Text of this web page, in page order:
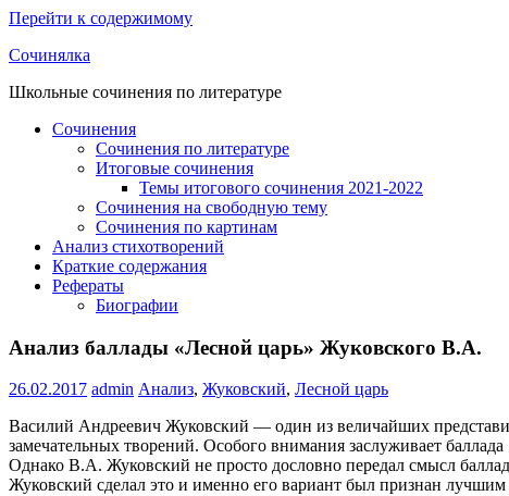
Перейти к содержимому
Сочинялка
Школьные сочинения по литературе
Сочинения
Сочинения по литературе
Итоговые сочинения
Темы итогового сочинения 2021-2022
Сочинения на свободную тему
Сочинения по картинам
Анализ стихотворений
Краткие содержания
Рефераты
Биографии
Анализ баллады «Лесной царь» Жуковского В.А.
26.02.2017 admin Анализ, Жуковский, Лесной царь
Василий Андреевич Жуковский — один из величайших
замечательных творений. Особого внимания заслуживает
Однако В.А. Жуковский не просто дословно передал смысл
Жуковский сделал это и именно его вариант был признан